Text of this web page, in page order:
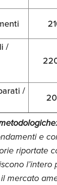
/
/
e
riportate
mercato